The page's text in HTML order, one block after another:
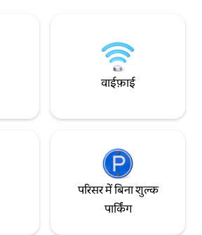
वाईफ़ाई
परिसर में बिना शुल्क
पार्किंग